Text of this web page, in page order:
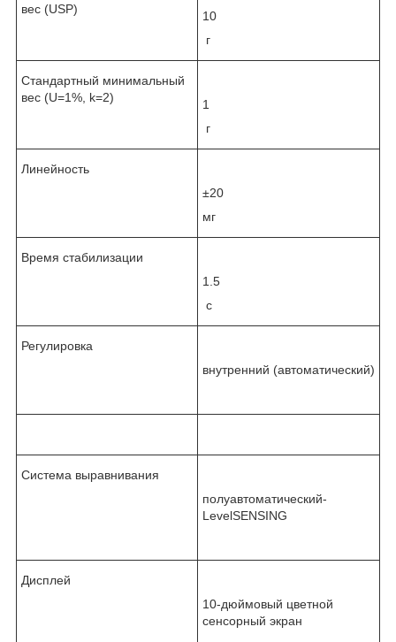
вес (USP)
10
г
Стандартный минимальный
вес (U=1%, k=2)
1
г
Линейность
±20
мг
Время стабилизации
1.5
с
Регулировка
внутренний (автоматический)
Система выравнивания
полуавтоматический-
LevelSENSING
Дисплей
10-дюймовый цветной
сенсорный экран